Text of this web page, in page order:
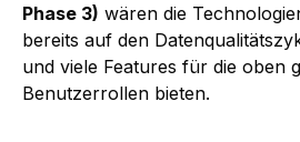
Phase 3) wären die
bereits auf den
und viele Features für die oben
Benutzerrollen bieten.